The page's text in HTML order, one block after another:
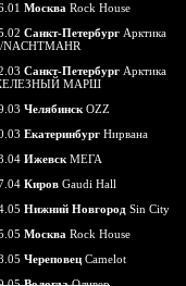
Москва Rock House
Санкт-Петербург Арктика
NACHTMAHR
Санкт-Петербург Арктика
МАРШ
Челябинск OZZ
Екатеринбург Нирвана
Ижевск МЕГА
Киров Gaudi Hall
Нижний Новгород Sin City
Москва Rock House
Череповец Camelot